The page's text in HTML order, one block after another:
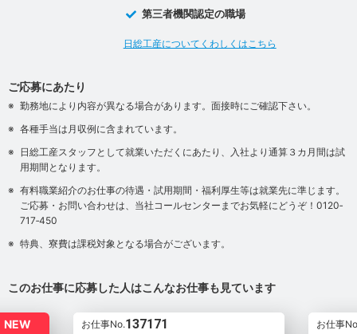
第三者機関認定の職場
日総工産についてくわしくはこちら
ご応募にあたり
勤務地により内容が異なる場合があります。面接時にご確認下さい。
各種手当は月収例に含まれています。
日総工産スタッフとして就業いただくにあたり、入社より通算３カ月間は試
用期間となります。
有料職業紹介のお仕事の待遇・試用期間・福利厚生等は就業先に準じます。
ご応募・お問い合わせは、当社コールセンターまでお気軽にどうぞ！0120‐
717‐450
特典、寮費は課税対象となる場合がございます。
このお仕事に応募した人はこんなお仕事も見ています
NEW お仕事No.137171 お仕事